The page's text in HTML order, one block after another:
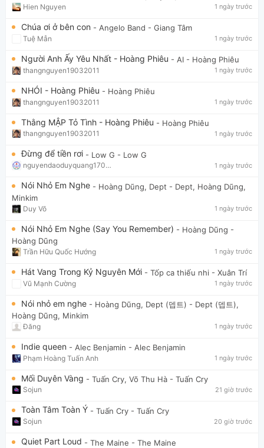
Hien Nguyen 1 ngày trước
Chúa ơi ở bên con - Angelo Band - Giang Tâm
Tuệ Mẫn 1 ngày trước
Người Anh Ấy Yêu Nhất - Hoàng Phiêu - AI - Hoàng Phiêu
thangnguyen19032011 1 ngày trước
NHÓI - Hoàng Phiêu - Hoàng Phiêu
thangnguyen19032011 1 ngày trước
Thằng MẬP Tỏ Tình - Hoàng Phiêu - Hoàng Phiêu
thangnguyen19032011 1 ngày trước
Đừng để tiền rơi - Low G - Low G
nguyendaoduyquang17021 1 ngày trước
Nói Nhỏ Em Nghe - Hoàng Dũng, Dept - Dept, Hoàng Dũng,
Minkim
Duy Võ 1 ngày trước
Nói Nhỏ Em Nghe (Say You Remember) - Hoàng Dũng -
Hoàng Dũng
Trần Hữu Quốc Hướng 1 ngày trước
Hát Vang Trong Kỷ Nguyên Mới - Tốp ca thiếu nhi - Xuân Trí
Vũ Mạnh Cường 1 ngày trước
Nói nhỏ em nghe - Hoàng Dũng, Dept (뎁트) - Dept (뎁트),
Hoàng Dũng, Minkim
Đăng 1 ngày trước
Indie queen - Alec Benjamin - Alec Benjamin
Phạm Hoàng Tuấn Anh 1 ngày trước
Mối Duyên Vàng - Tuấn Cry, Võ Thu Hà - Tuấn Cry
Sojun 21 giờ trước
Toàn Tâm Toàn Ý - Tuấn Cry - Tuấn Cry
Sojun 20 giờ trước
Quiet Part Loud - The Maine - The Maine